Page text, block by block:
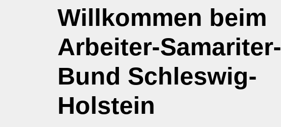
Willkommen beim
Arbeiter-Samariter-
Bund Schleswig-
Holstein